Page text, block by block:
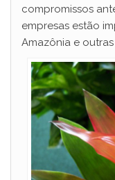
compromissos
empresas estão
Amazônia e